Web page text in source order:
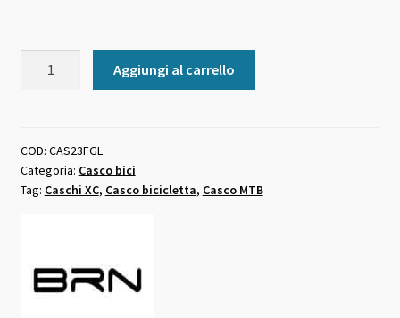
BRN
skeggia
nero
Aggiungi al carrello
COD: CAS23FGL
Categoria: Casco bici
Tag: Caschi XC, Casco bicicletta, Casco MTB